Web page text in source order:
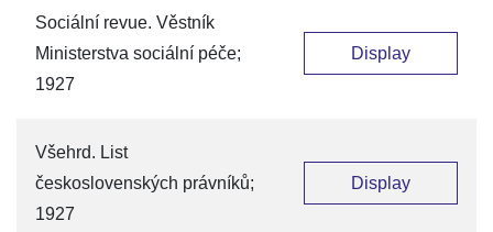
Sociální revue. Věstník
Ministerstva sociální péče;
1927
Display
Všehrd. List
československých právníků;
1927
Display